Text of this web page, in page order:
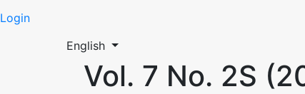
Login
Change the language. The current language
English
Vol. 7 No. 2S